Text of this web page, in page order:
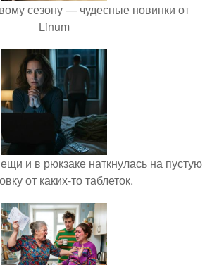
сезону — чудесные новинки от
Linum
и в рюкзаке наткнулась на пустую
от каких-то таблеток.